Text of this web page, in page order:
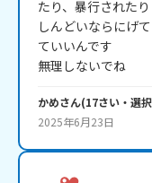
たり、暴行された
しんどいならにげ
ていいんです
無理しないでね
かめさん(17さい・ 選
2025年6月23日